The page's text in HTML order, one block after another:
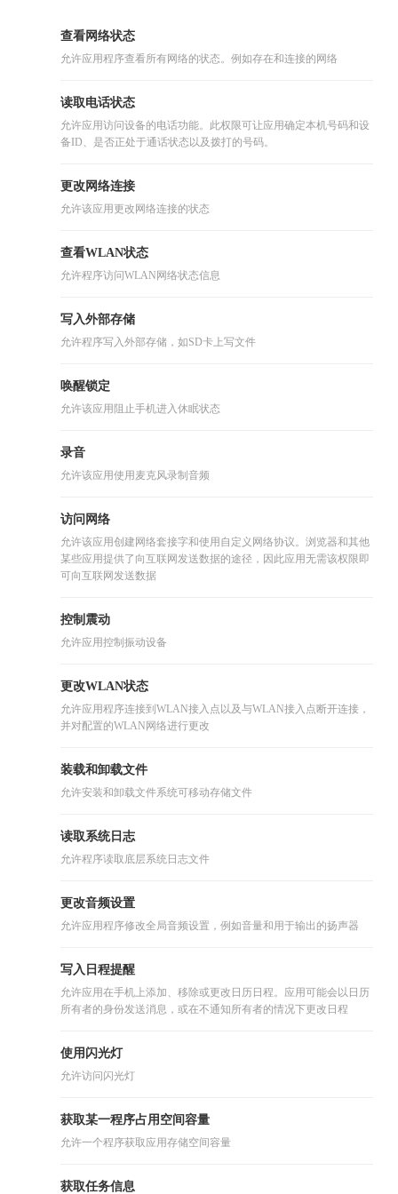
查看网络状态
允许应用程序查看所有网络的状态。例如存在和连接的网络
读取电话状态
允许应用访问设备的电话功能。此权限可让应用确定本机号码和设
备ID、是否正处于通话状态以及拨打的号码。
更改网络连接
允许该应用更改网络连接的状态
查看WLAN状态
允许程序访问WLAN网络状态信息
写入外部存储
允许程序写入外部存储，如SD卡上写文件
唤醒锁定
允许该应用阻止手机进入休眠状态
录音
允许该应用使用麦克风录制音频
访问网络
允许该应用创建网络套接字和使用自定义网络协议。浏览器和其他
某些应用提供了向互联网发送数据的途径，因此应用无需该权限即
可向互联网发送数据
控制震动
允许应用控制振动设备
更改WLAN状态
允许应用程序连接到WLAN接入点以及与WLAN接入点断开连接，
并对配置的WLAN网络进行更改
装载和卸载文件
允许安装和卸载文件系统可移动存储文件
读取系统日志
允许程序读取底层系统日志文件
更改音频设置
允许应用程序修改全局音频设置，例如音量和用于输出的扬声器
写入日程提醒
允许应用在手机上添加、移除或更改日历日程。应用可能会以日历
所有者的身份发送消息，或在不通知所有者的情况下更改日程
使用闪光灯
允许访问闪光灯
获取某一程序占用空间容量
允许一个程序获取应用存储空间容量
获取任务信息